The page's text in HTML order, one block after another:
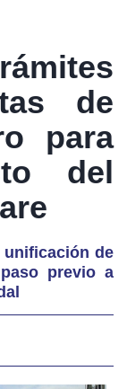
de
para
del
de
previo a